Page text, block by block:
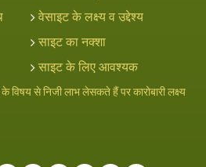
वेसाइट के लक्ष्य व उद्देश्य
साइट का नक्शा
साइट के लिए आवश्यक
से निजी लाभ लेसकते हैं पर कारोबारी लक्ष्य